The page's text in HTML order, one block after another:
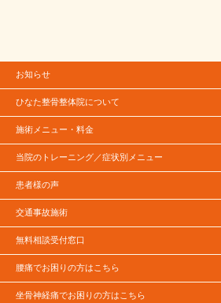
お知らせ
ひなた整骨整体院について
施術メニュー・料金
当院のトレーニング／症状別メニュー
患者様の声
交通事故施術
無料相談受付窓口
腰痛でお困りの方はこちら
坐骨神経痛でお困りの方はこちら